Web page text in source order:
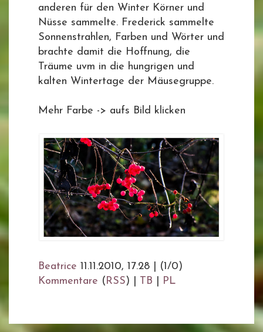
anderen für den Winter Körner und
Nüsse sammelte. Frederick sammelte
Sonnenstrahlen, Farben und Wörter und
brachte damit die Hoffnung, die
Träume uvm in die hungrigen und
kalten Wintertage der Mäusegruppe.
Mehr Farbe -> aufs Bild klicken
Beatrice 11.11.2010, 17.28
(1/0)
Kommentare (RSS) | TB PL